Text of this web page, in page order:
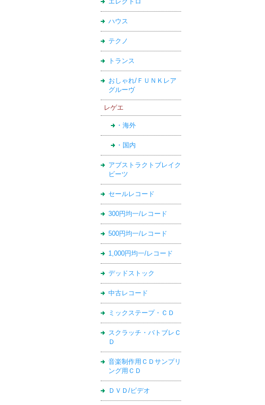
ハウス
テクノ
トランス
おしゃれ/ＦＵＮＫレア
グルーヴ
レゲエ
・海外
・国内
アブストラクトブレイク
ビーツ
セールレコード
300円均一/レコード
500円均一/レコード
1,000円均一/レコード
デッドストック
中古レコード
ミックステープ・ＣＤ
スクラッチ・バトブレＣ
Ｄ
音楽制作用ＣＤサンプリ
ング用ＣＤ
ＤＶＤ/ビデオ